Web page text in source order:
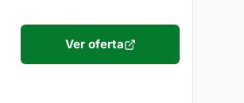
Ver oferta